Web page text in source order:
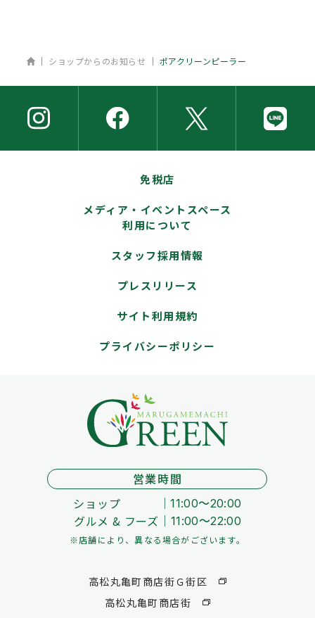
ホーム
ショップからのお知らせ ポアクリーンピーラー
免税店
メディア・イベントスペース
利用について
スタッフ採用情報
プレスリリース
サイト利用規約
プライバシーポリシー
営業時間
ショップ
11:00～20:00
グルメ & フーズ 11:00～22:00
※店舗により、異なる場合がございます。
高松丸亀町商店街Ｇ街区
高松丸亀町商店街